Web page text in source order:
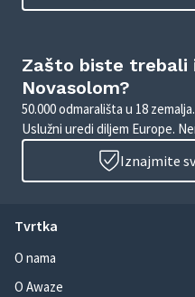
Zašto biste trebali
Novasolom?
50.000 odmarališta u 18
Uslužni uredi diljem Europe.
Iznajmite
Tvrtka
O nama
O Awaze